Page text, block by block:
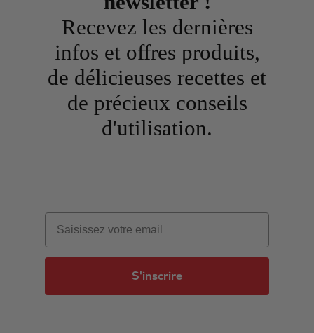
Recevez les dernières
infos et offres produits,
de délicieuses recettes et
de précieux conseils
d'utilisation.
Email
S'inscrire